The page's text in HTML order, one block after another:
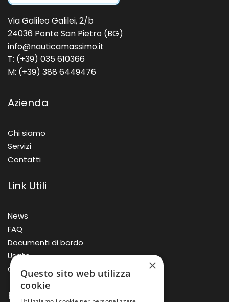
Via Galileo Galilei, 2/b
24036 Ponte San Pietro (BG)
info@nauticamassimo.it
T: (+39) 035 610366
M: (+39) 388 6449476
Azienda
Chi siamo
Servizi
Contatti
Link Utili
News
FAQ
Documenti di bordo
Usato
Offerte
Prodotti
×
Questo sito web utilizza
cookie